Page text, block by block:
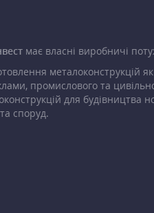
має власні виробничі
металоконструкцій
промислового та
для будівництва
споруд.